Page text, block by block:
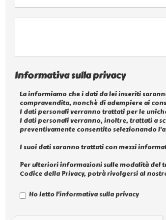
Informativa sulla privacy
La informiamo che i dati da lei inseriti
compravendita, nonché di adempiere ai
I dati personali verranno trattati per le
I dati personali verranno, inoltre, trattati a
preventivamente consentito selezionando
I suoi dati saranno trattati con mezzi
Per ulteriori informazioni sulle modalità del
Codice della Privacy, potrà rivolgersi al
Ho letto l'informativa sulla privacy